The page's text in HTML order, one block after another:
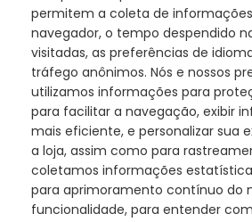
permitem a coleta de
navegador, o tempo despendido
visitadas, as preferências de
tráfego anônimos. Nós e nossos
utilizamos informações para
para facilitar a navegação, exibir
mais eficiente, e personalizar sua
a loja, assim como para
coletamos informações
para aprimoramento contínuo do
funcionalidade, para entender